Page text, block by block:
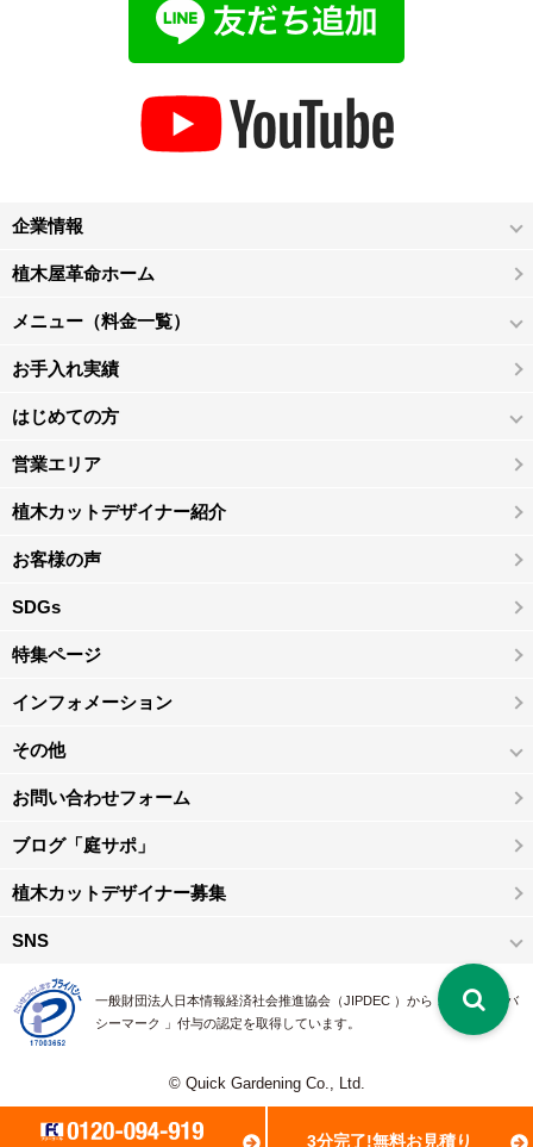
3分完了!無料お見積り
企業情報
植木屋革命ホーム
メニュー（料金一覧）
お手入れ実績
はじめての方
営業エリア
植木カットデザイナー紹介
お客様の声
SDGs
特集ページ
インフォメーション
その他
お問い合わせフォーム
ブログ「庭サポ」
植木カットデザイナー募集
SNS
一般財団法人日本情報経済社会推進協会（JIPDEC ）から 、「 プライバ
シーマーク 」付与の認定を取得しています。
© Quick Gardening Co., Ltd.